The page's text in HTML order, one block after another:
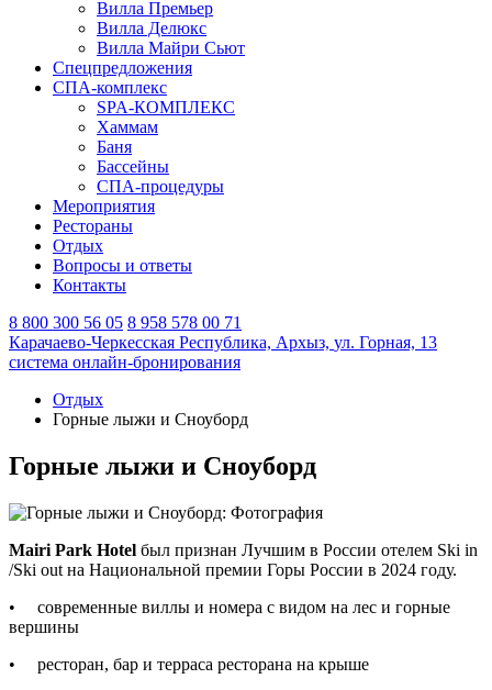
Вилла Премьер
Вилла Делюкс
Вилла Майри Сьют
Спецпредложения
СПА-комплекс
SPA-КОМПЛЕКС
Хаммам
Баня
Бассейны
СПА-процедуры
Мероприятия
Рестораны
Отдых
Вопросы и ответы
Контакты
8 800 300 56 05 8 958 578 00 71
Карачаево-Черкесская Республика, Архыз, ул. Горная, 13
система онлайн-бронирования
Отдых
Горные лыжи и Сноуборд
Горные лыжи и Сноуборд
Mairi Park Hotel был признан Лучшим в России отелем Ski in
/Ski out на Национальной премии Горы России в 2024 году.
• современные виллы и номера с видом на лес и горные
вершины
• ресторан, бар и терраса ресторана на крыше